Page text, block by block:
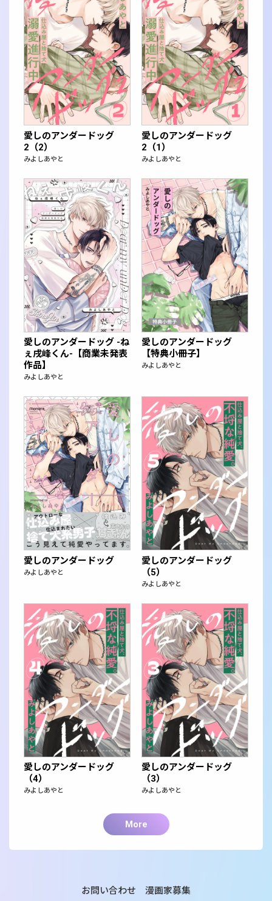
愛しのアンダードッグ
2（2）
みよしあやと
愛しのアンダードッグ
2（1）
みよしあやと
愛しのアンダードッグ -ね
ぇ戌峰くん-【商業未発表
作品】
みよしあやと
愛しのアンダードッグ
【特典小冊子】
みよしあやと
愛しのアンダードッグ
みよしあやと
愛しのアンダードッグ
（5）
みよしあやと
愛しのアンダードッグ
（4）
みよしあやと
愛しのアンダードッグ
（3）
みよしあやと
More
お問い合わせ 漫画家募集